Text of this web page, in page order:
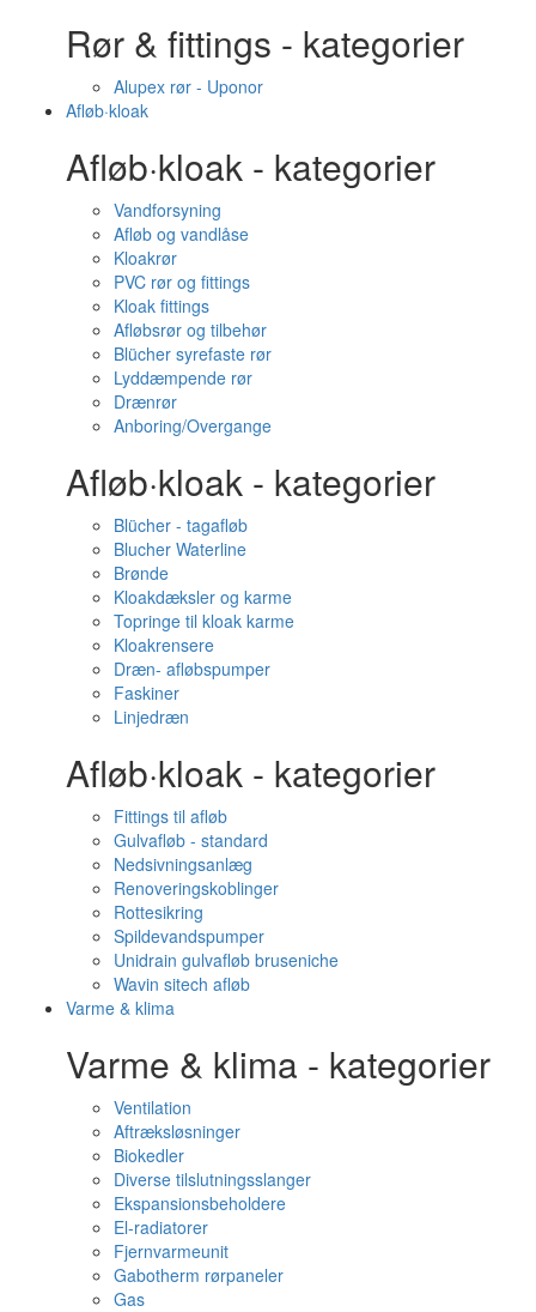
Rør & fittings - kategorier
Alupex rør - Uponor
Afløb·kloak
Afløb·kloak - kategorier
Vandforsyning
Afløb og vandlåse
Kloakrør
PVC rør og fittings
Kloak fittings
Afløbsrør og tilbehør
Blücher syrefaste rør
Lyddæmpende rør
Drænrør
Anboring/Overgange
Afløb·kloak - kategorier
Blücher - tagafløb
Blucher Waterline
Brønde
Kloakdæksler og karme
Topringe til kloak karme
Kloakrensere
Dræn- afløbspumper
Faskiner
Linjedræn
Afløb·kloak - kategorier
Fittings til afløb
Gulvafløb - standard
Nedsivningsanlæg
Renoveringskoblinger
Rottesikring
Spildevandspumper
Unidrain gulvafløb bruseniche
Wavin sitech afløb
Varme & klima
Varme & klima - kategorier
Ventilation
Aftræksløsninger
Biokedler
Diverse tilslutningsslanger
Ekspansionsbeholdere
El-radiatorer
Fjernvarmeunit
Gabotherm rørpaneler
Gas